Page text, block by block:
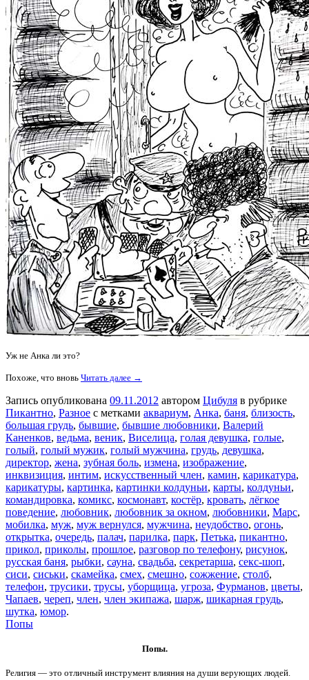
Уж не Анка ли это?
Похоже, что вновь Читать далее →
Запись опубликована 09.11.2012 автором Цибуля в рубрике
Пикантно, Разное с метками аквариум, Анка, баня, близость,
большая грудь, бывшие, бывшие любовники, Валерий
Каненков, ведьма, веник, Виселица, голая девушка, голые,
голый, голый мужик, голый мужчина, грудь, девушка,
директор, жена, зубная боль, измена, изображение,
инквизиция, интим, искусственный член, камин, карикатура,
карикатуры, картинка, картинки колдуньи, карты, колдуньи,
командировка, комикс, космонавт, костёр, кровать, лёгкое
поведение, любовник, любовник за окном, любовники, Марс,
мобилка, муж, муж вернулся, мужчина, неудобство, огонь,
открытка, очередь, палач, парилка, парк, Петька, пикантно,
прикол, приколы, прошлое, разговор по телефону, рисунок,
русская баня, рыбки, сауна, свадьба, секретарша, секс-шоп,
сиси, сиськи, скамейка, смех, смешно, сожжение, столб,
телефон, трусики, трусы, уборщица, угроза, Фурманов, цветы,
Чапаев, череп, член, член экипажа, шарж, шикарная грудь,
шутка, юмор.
Попы
Попы.
Религия — это отличный инструмент влияния на души верующих людей.